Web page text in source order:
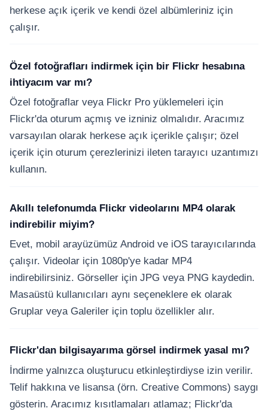
herkese açık içerik ve kendi özel albümleriniz için
çalışır.
Özel fotoğrafları indirmek için bir Flickr hesabına
ihtiyacım var mı?
Özel fotoğraflar veya Flickr Pro yüklemeleri için
Flickr'da oturum açmış ve izniniz olmalıdır. Aracımız
varsayılan olarak herkese açık içerikle çalışır; özel
içerik için oturum çerezlerinizi ileten tarayıcı uzantımızı
kullanın.
Akıllı telefonumda Flickr videolarını MP4 olarak
indirebilir miyim?
Evet, mobil arayüzümüz Android ve iOS tarayıcılarında
çalışır. Videolar için 1080p'ye kadar MP4
indirebilirsiniz. Görseller için JPG veya PNG kaydedin.
Masaüstü kullanıcıları aynı seçeneklere ek olarak
Gruplar veya Galeriler için toplu özellikler alır.
Flickr'dan bilgisayarıma görsel indirmek yasal mı?
İndirme yalnızca oluşturucu etkinleştirdiyse izin verilir.
Telif hakkına ve lisansa (örn. Creative Commons) saygı
gösterin. Aracımız kısıtlamaları atlamaz; Flickr'da